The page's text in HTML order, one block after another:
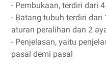
- Pembukaan, terdiri dari
- Batang tubuh terdiri dari
aturan peralihan dan 2
- Penjelasan, yaitu
pasal demi pasal